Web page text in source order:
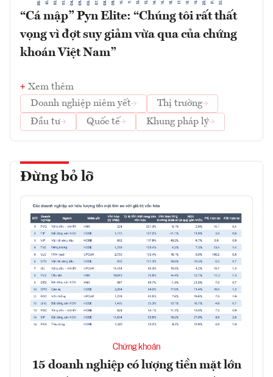
“Cá mập” Pyn Elite: “Chúng tôi rất thất
vọng vì đợt suy giảm vừa qua của chứng
khoán Việt Nam”
Xem thêm
Doanh nghiệp niêm yết
Thị trường
Đầu tư
Quốc tế Khung pháp lý
Đừng bỏ lỡ
Chứng khoán
15 doanh nghiệp có lượng tiền mặt lớn